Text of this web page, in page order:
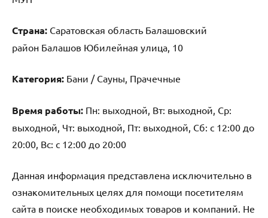
Страна: Саратовская область Балашовский
район Балашов Юбилейная улица, 10
Категория: Бани / Сауны, Прачечные
Время работы: Пн: выходной, Вт: выходной, Ср:
выходной, Чт: выходной, Пт: выходной, Сб: с 12:00 до
20:00, Вс: с 12:00 до 20:00
Данная информация представлена исключительно в
ознакомительных целях для помощи посетителям
сайта в поиске необходимых товаров и компаний. Не